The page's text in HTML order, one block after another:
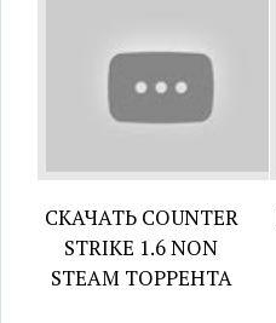
СКАЧАТЬ COUNTER
STRIKE 1.6 NON
STEAM ТОРРЕНТА